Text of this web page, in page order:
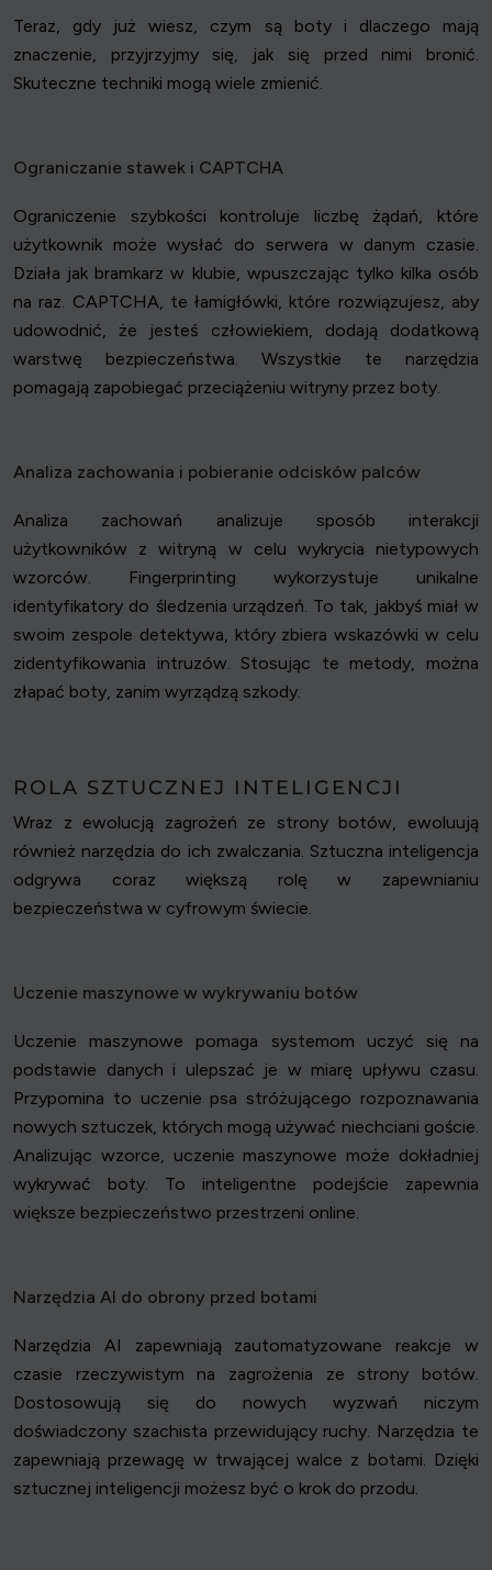
Teraz, gdy już wiesz, czym są boty i dlaczego mają
znaczenie, przyjrzyjmy się, jak się przed nimi bronić.
Skuteczne techniki mogą wiele zmienić.
Ograniczanie stawek i CAPTCHA
Ograniczenie szybkości kontroluje liczbę żądań, które
użytkownik może wysłać do serwera w danym czasie.
Działa jak bramkarz w klubie, wpuszczając tylko kilka osób
na raz. CAPTCHA, te łamigłówki, które rozwiązujesz, aby
udowodnić, że jesteś człowiekiem, dodają dodatkową
warstwę bezpieczeństwa. Wszystkie te narzędzia
pomagają zapobiegać przeciążeniu witryny przez boty.
Analiza zachowania i pobieranie odcisków palców
Analiza zachowań analizuje sposób interakcji
użytkowników z witryną w celu wykrycia nietypowych
wzorców. Fingerprinting wykorzystuje unikalne
identyfikatory do śledzenia urządzeń. To tak, jakbyś miał w
swoim zespole detektywa, który zbiera wskazówki w celu
zidentyfikowania intruzów. Stosując te metody, można
złapać boty, zanim wyrządzą szkody.
ROLA SZTUCZNEJ INTELIGENCJI
Wraz z ewolucją zagrożeń ze strony botów, ewoluują
również narzędzia do ich zwalczania. Sztuczna inteligencja
odgrywa coraz większą rolę w zapewnianiu
bezpieczeństwa w cyfrowym świecie.
Uczenie maszynowe w wykrywaniu botów
Uczenie maszynowe pomaga systemom uczyć się na
podstawie danych i ulepszać je w miarę upływu czasu.
Przypomina to uczenie psa stróżującego rozpoznawania
nowych sztuczek, których mogą używać niechciani goście.
Analizując wzorce, uczenie maszynowe może dokładniej
wykrywać boty. To inteligentne podejście zapewnia
większe bezpieczeństwo przestrzeni online.
Narzędzia AI do obrony przed botami
Narzędzia AI zapewniają zautomatyzowane reakcje w
czasie rzeczywistym na zagrożenia ze strony botów.
Dostosowują się do nowych wyzwań niczym
doświadczony szachista przewidujący ruchy. Narzędzia te
zapewniają przewagę w trwającej walce z botami. Dzięki
sztucznej inteligencji możesz być o krok do przodu.